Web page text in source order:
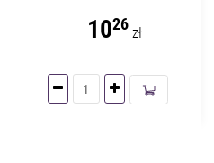
1026zł